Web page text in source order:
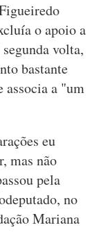
o apoio a
volta,
bastante
a "um
eu
mas não
pela
no
Mariana